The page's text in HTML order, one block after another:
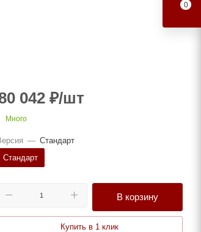
042 ₽/шт
Много
— Стандарт
Стандарт
В корзину
Купить в 1 клик
0